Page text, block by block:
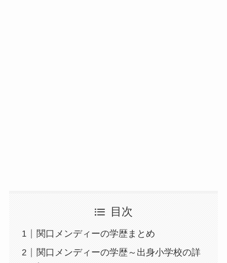
目次
関口メンディーの学歴まとめ
関口メンディーの学歴～出身小学校の詳